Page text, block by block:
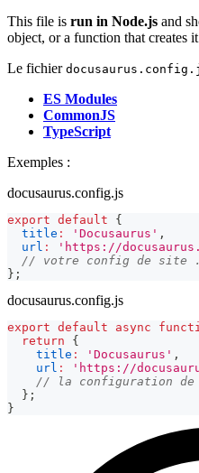
This file is run in Node.js and
object, or a function that creates
Le fichier
ES Modules
CommonJS
TypeScript
Exemples :
docusaurus.config.js
export default
{
title : 'Docusaurus' ,
url : 'https://
// votre config de site
} ;
docusaurus.config.js
export default async
return
{
title : 'Docusaurus' ,
url : 'https://
// la configuration
} ;
}